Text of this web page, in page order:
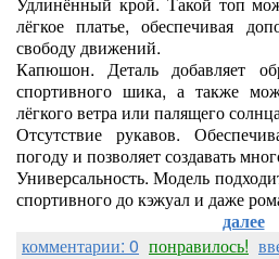
лёгкое платье, обеспечивая
свободу движений.
Капюшон. Деталь добавляет
спортивного шика, а также
лёгкого ветра или палящего
Отсутствие рукавов.
погоду и позволяет создавать
Универсальность. Модель
спортивного до кэжуал и даже
далее
комментарии: 0 понравилось!